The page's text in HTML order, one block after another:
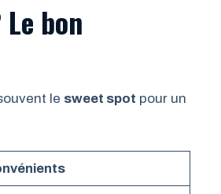
bon
le sweet spot pour un